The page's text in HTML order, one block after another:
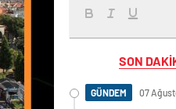
SON
GÜNDEM 07